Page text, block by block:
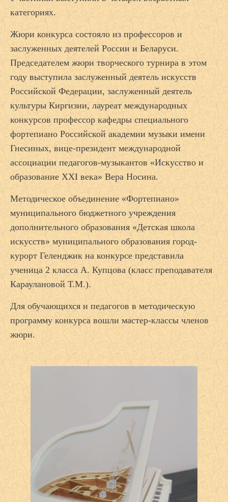
категориях.
Жюри конкурса состояло из профессоров и
заслуженных деятелей России и Беларуси.
Председателем жюри творческого турнира в этом
году выступила заслуженный деятель искусств
Российской Федерации, заслуженный деятель
культуры Киргизии, лауреат международных
конкурсов профессор кафедры специального
фортепиано Российской академии музыки имени
Гнесиных, вице-президент международной
ассоциации педагогов-музыкантов «Искусство и
образование XXI века» Вера Носина.
Методическое объединение «Фортепиано»
муниципального бюджетного учреждения
дополнительного образования «Детская школа
искусств» муниципального образования город-
курорт Геленджик на конкурсе представила
ученица 2 класса А. Купцова (класс преподавателя
Караулановой Т.М.).
Для обучающихся и педагогов в методическую
программу конкурса вошли мастер-классы членов
жюри.